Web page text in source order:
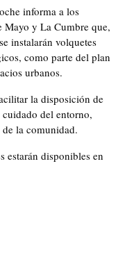
informa a los
Mayo y La Cumbre que,
instalarán volquetes
como parte del plan
urbanos.
la disposición de
del entorno,
la comunidad.
estarán disponibles en